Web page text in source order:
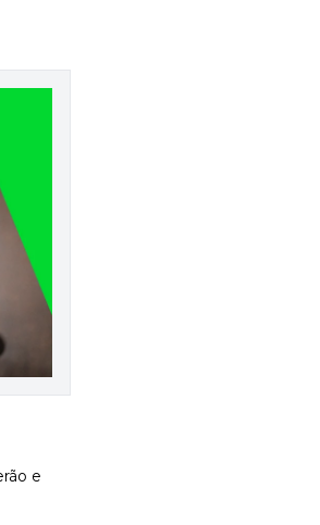
e